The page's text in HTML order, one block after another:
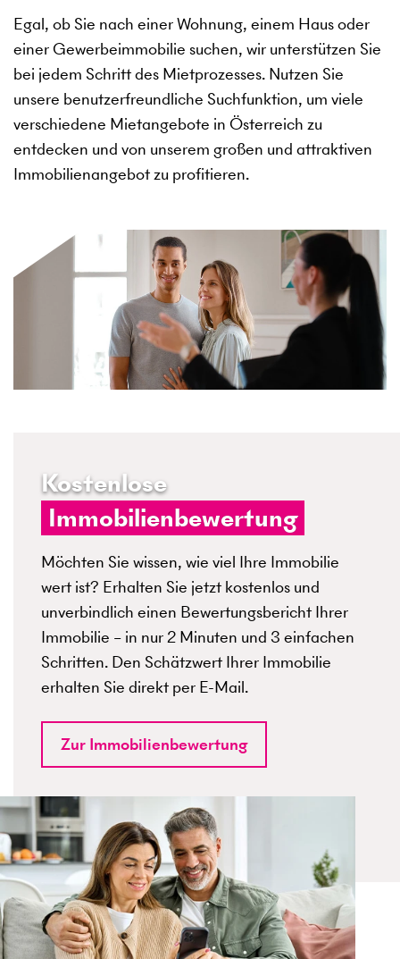
Egal, ob Sie nach einer Wohnung, einem Haus oder
einer Gewerbeimmobilie suchen, wir unterstützen Sie
bei jedem Schritt des Mietprozesses. Nutzen Sie
unsere benutzerfreundliche Suchfunktion, um viele
verschiedene Mietangebote in Österreich zu
entdecken und von unserem großen und attraktiven
Immobilienangebot zu profitieren.
Kostenlose
Immobilienbewertung
Möchten Sie wissen, wie viel Ihre Immobilie
wert ist? Erhalten Sie jetzt kostenlos und
unverbindlich einen Bewertungsbericht Ihrer
Immobilie – in nur 2 Minuten und 3 einfachen
Schritten. Den Schätzwert Ihrer Immobilie
erhalten Sie direkt per E-Mail.
Zur Immobilienbewertung